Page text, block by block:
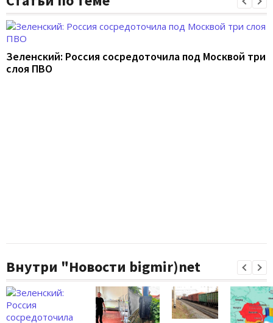
Зеленский: Россия сосредоточила под Москвой три
слоя ПВО
Внутри "Новости bigmir)net